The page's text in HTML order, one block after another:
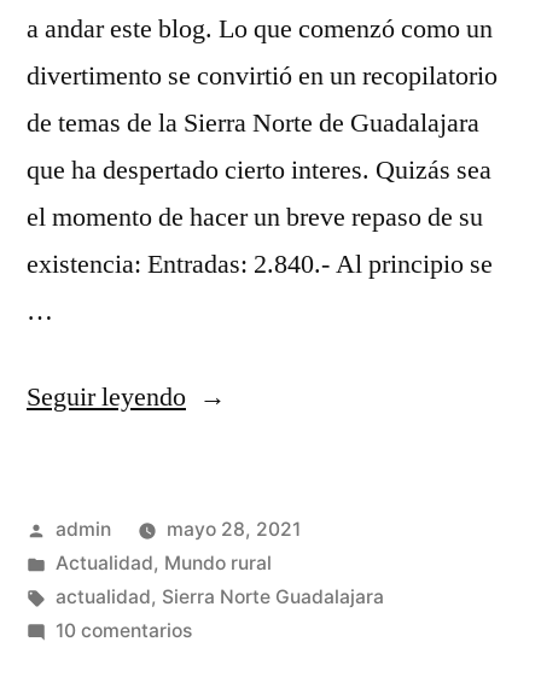
a andar este blog. Lo que comenzó como un
divertimento se convirtió en un recopilatorio
de temas de la Sierra Norte de Guadalajara
que ha despertado cierto interes. Quizás sea
el momento de hacer un breve repaso de su
existencia: Entradas: 2.840.- Al principio se
…
Seguir leyendo«Hace
…»
Publicado
por
admin
mayo 28, 2021
Publicado
en
Actualidad, Mundo rural
Etiquetas:
actualidad, Sierra Norte Guadalajara
10 comentariosen